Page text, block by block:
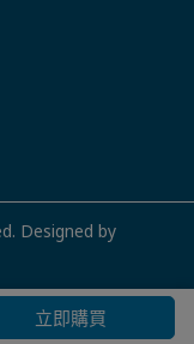
立即購買
Designed by